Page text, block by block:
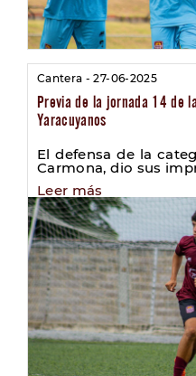
Cantera - 27-06-2025
Previa de la jornada 14 de
Yaracuyanos
El defensa de la
Carmona, dio sus
Leer más